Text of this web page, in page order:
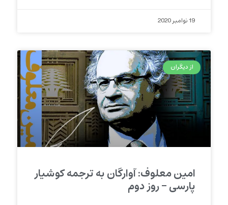
19 نوامبر 2020
از دیگران
امین معلوف: آوارگان به ترجمه کوشیار
پارسی – روز دوم